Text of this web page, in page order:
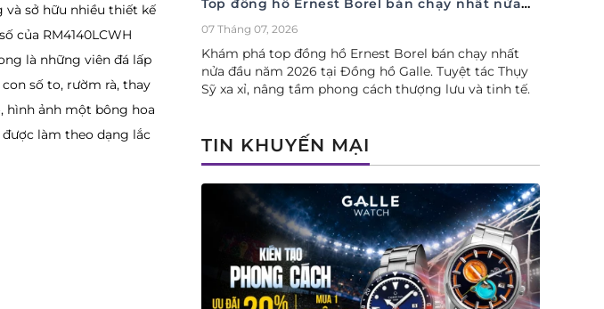
sở hữu nhiều thiết kế
của RM4140LCWH
là những viên đá lấp
số to, rườm rà, thay
hình ảnh một bông hoa
làm theo dạng lắc
Top đồng hồ Ernest Borel bán chạy nhất nửa
đầu năm 2026
07 Tháng 07, 2026
Khám phá top đồng hồ Ernest Borel bán chạy nhất
nửa đầu năm 2026 tại Đồng hồ Galle. Tuyệt tác Thụy
Sỹ xa xỉ, nâng tầm phong cách thượng lưu và tinh tế.
TIN KHUYẾN MẠI